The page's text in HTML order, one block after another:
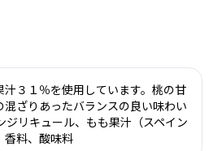
３１％を使用しています。桃の甘
ざりあったバランスの良い味わい
ジリキュール、もも果汁（スペイン
香料、酸味料